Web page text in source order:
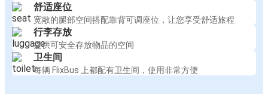
舒适座位
宽敞的腿部空间搭配靠背可调座位，让您享受舒适旅程
行李存放
提供可安全存放物品的空间
卫生间
每辆 FlixBus 上都配有卫生间，使用非常方便